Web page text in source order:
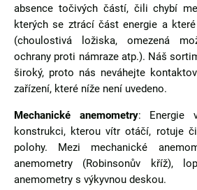
absence točivých částí, čili chybí
kterých se ztrácí část energie a
(choulostivá ložiska, omezená
ochrany proti námraze atp.). Náš
široký, proto nás neváhejte
zařízení, které níže není uvedeno.
Mechanické anemometry: Energie
konstrukci, kterou vítr otáčí, rotuje
polohy. Mezi mechanické
anemometry (Robinsonův kříž),
anemometry s výkyvnou deskou.